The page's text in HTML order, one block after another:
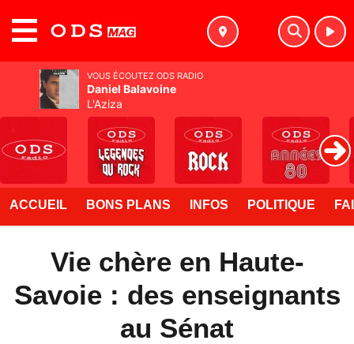
ACCUEIL BONS PLANS INFOS POLITIQUE
Vie chère en Haute-
Savoie : des enseignants
au Sénat
VOUS ÉCOUTEZ ODS RADIO
Daniel Balavoine
L'Aziza